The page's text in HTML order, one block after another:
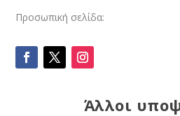
Προσωπική σελίδα:
Άλλοι